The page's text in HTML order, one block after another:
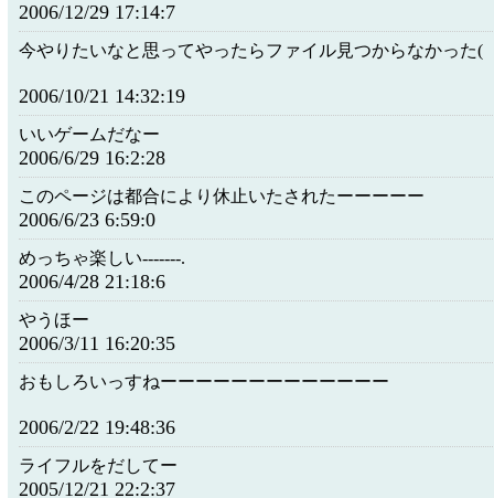
2006/12/29 17:14:7
今やりたいなと思ってやったらファイル見つからなかった(
2006/10/21 14:32:19
いいゲームだなー
2006/6/29 16:2:28
このページは都合により休止いたされたーーーーー
2006/6/23 6:59:0
めっちゃ楽しい-------.
2006/4/28 21:18:6
やうほー
2006/3/11 16:20:35
おもしろいっすねーーーーーーーーーーーーー
2006/2/22 19:48:36
ライフルをだしてー
2005/12/21 22:2:37